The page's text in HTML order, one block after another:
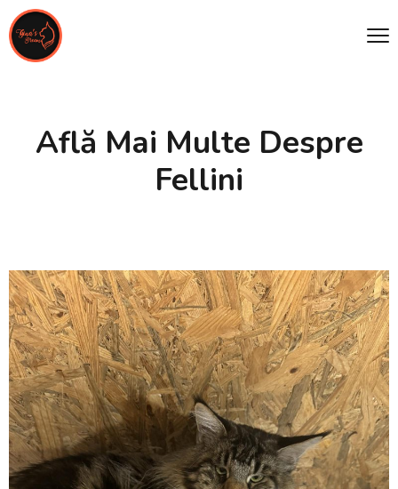
Află Mai Multe Despre
Fellini